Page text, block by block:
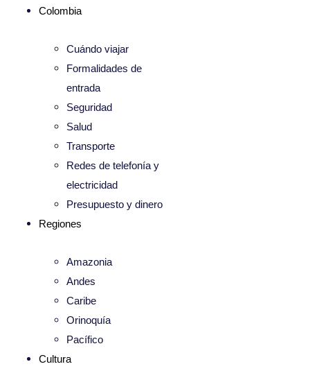
Colombia
Cuándo viajar
Formalidades de
entrada
Seguridad
Salud
Transporte
Redes de telefonía y
electricidad
Presupuesto y dinero
Regiones
Amazonia
Andes
Caribe
Orinoquía
Pacífico
Cultura